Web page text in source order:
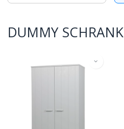
DUMMY SCHRANK